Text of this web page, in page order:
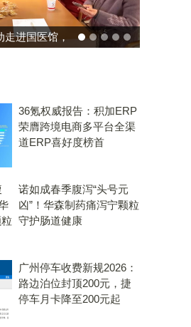
进国医馆，
康新地标
36氪权威报告：积加ERP
荣膺跨境电商多平台全渠
道ERP喜好度榜首
诺如成春季腹泻“头号元
凶”！华森制药痛泻宁颗粒
守护肠道健康
广州停车收费新规2026：
路边泊位封顶200元，捷
停车月卡降至200元起